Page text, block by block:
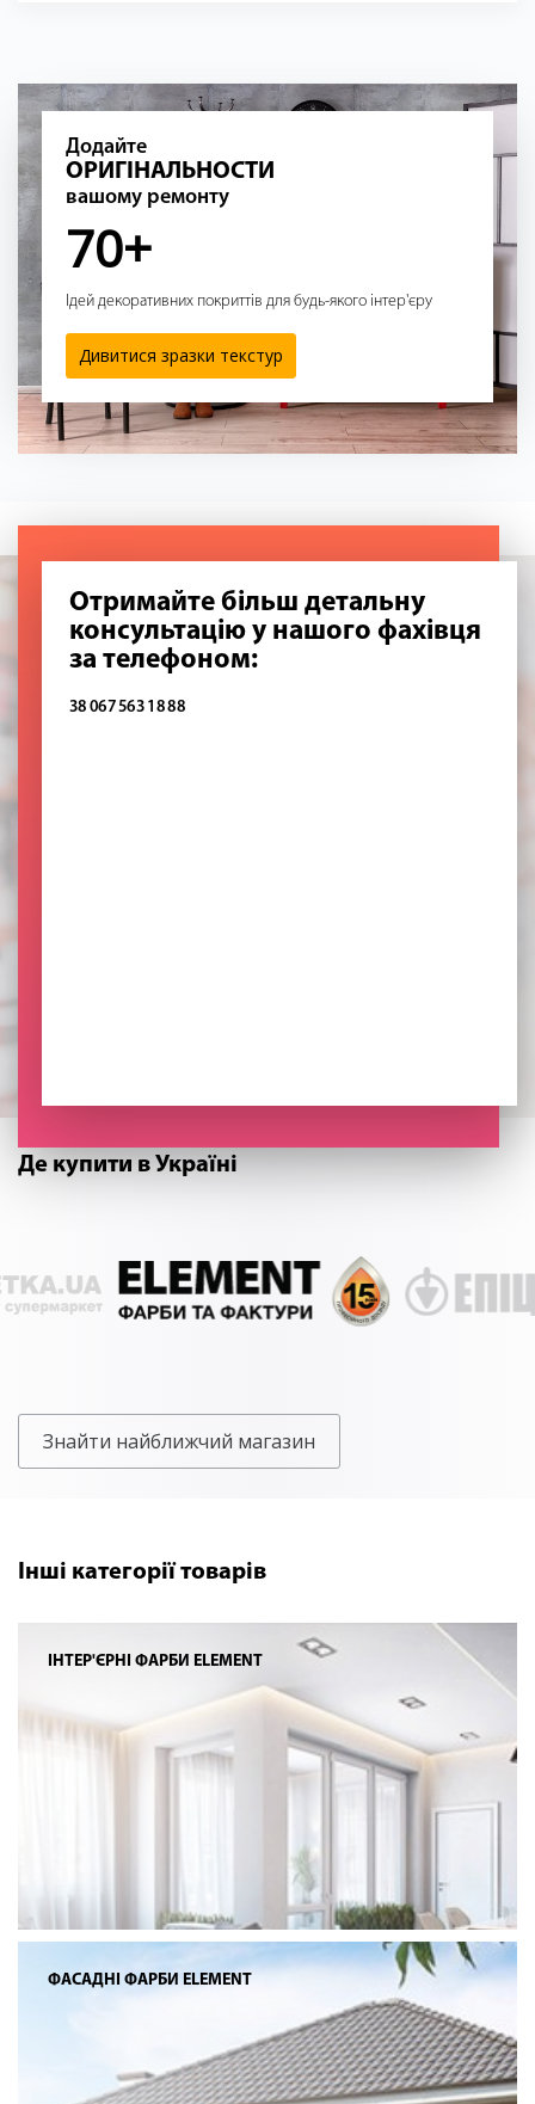
Додайте
ОРИГІНАЛЬНОСТИ
вашому ремонту
70+
Ідей декоративних покриттів для будь-якого інтер'єру
Дивитися зразки текстур
Отримайте більш детальну
консультацію у нашого фахівця
за телефоном:
38 067 563 18 88
Де купити в Україні
Знайти найближчий магазин
Інші категорії товарів
ІНТЕР'ЄРНІ ФАРБИ ELEMENT
ФАСАДНІ ФАРБИ ELEMENT